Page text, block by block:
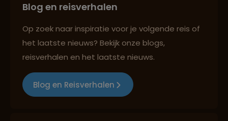
Persoonlijk en deskundig reisadvies
Best beoordeelde reisroutes
Blog en reisverhalen
Op zoek naar inspiratie voor je volgende reis of
het laatste nieuws? Bekijk onze blogs,
reisverhalen en het laatste nieuws.
Blog en Reisverhalen